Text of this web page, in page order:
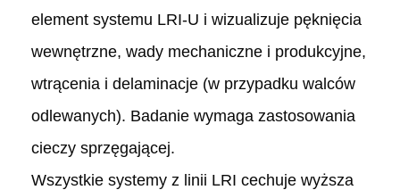
element systemu LRI-U i wizualizuje pęknięcia
wewnętrzne, wady mechaniczne i produkcyjne,
wtrącenia i delaminacje (w przypadku walców
odlewanych). Badanie wymaga zastosowania
cieczy sprzęgającej.
Wszystkie systemy z linii LRI cechuje wyższa